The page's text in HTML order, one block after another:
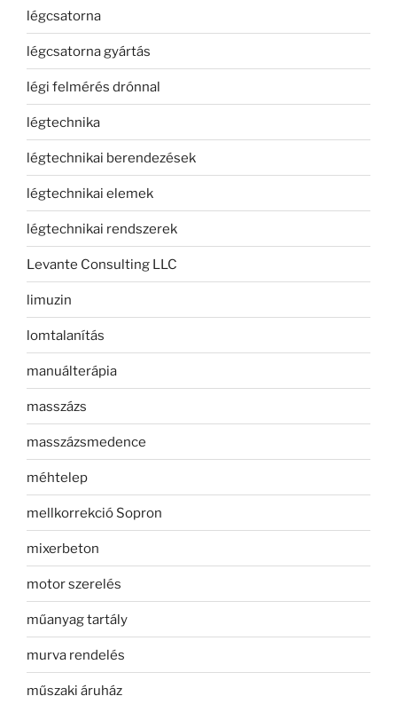
légcsatorna
légcsatorna gyártás
légi felmérés drónnal
légtechnika
légtechnikai berendezések
légtechnikai elemek
légtechnikai rendszerek
Levante Consulting LLC
limuzin
lomtalanítás
manuálterápia
masszázs
masszázsmedence
méhtelep
mellkorrekció Sopron
mixerbeton
motor szerelés
műanyag tartály
murva rendelés
műszaki áruház